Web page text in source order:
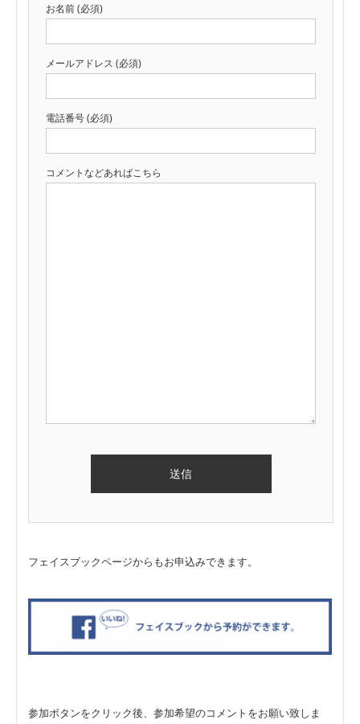
お名前 (必須)
メールアドレス (必須)
電話番号 (必須)
コメントなどあればこちら
フェイスブックページからもお申込みできます。
参加ボタンをクリック後、参加希望のコメントをお願い致しま